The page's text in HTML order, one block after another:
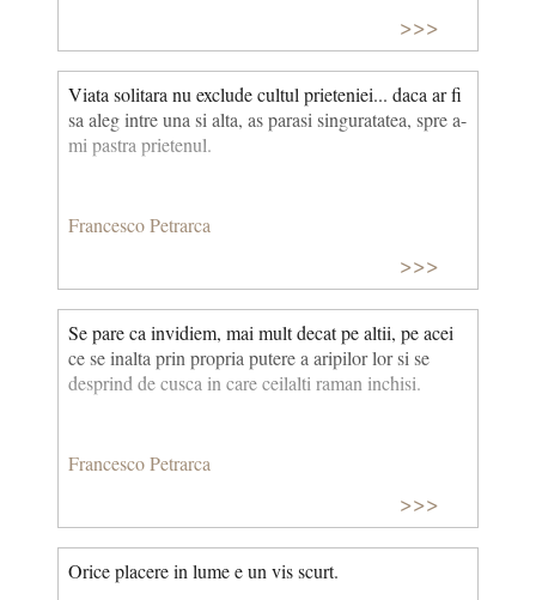
>>>
Viata solitara nu exclude cultul prieteniei... daca ar fi
sa aleg intre una si alta, as parasi singuratatea, spre a-
mi pastra prietenul.
Francesco Petrarca
>>>
Se pare ca invidiem, mai mult decat pe altii, pe acei
ce se inalta prin propria putere a aripilor lor si se
desprind de cusca in care ceilalti raman inchisi.
Francesco Petrarca
>>>
Orice placere in lume e un vis scurt.